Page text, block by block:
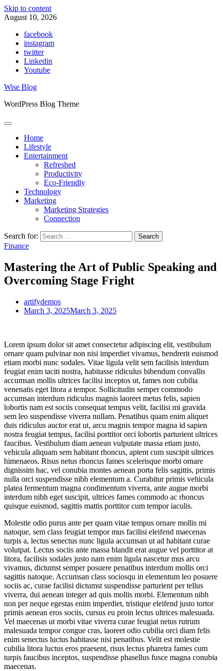
Skip to content
August 10, 2026
facebook
instagram
twitter
Linkedin
Youtube
Wise Blog
WordPress Blog Theme
Home
Lifestyle
Entertainment
Refreshed
Productivity
Eco-Friendly
Technology
Marketing
Marketing Strategies
Connection
Search for:
Finance
Mastering the Art of Public Speaking and
Overcoming Stage Fright
artifydemos
March 3, 2025March 3, 2025
Lorem ipsum dolor sit amet consectetur adipiscing elit, vestibulum
ornare quam pulvinar non nisi imperdiet vivamus, hendrerit euismod
etiam morbi nunc sodales. Vitae ligula velit sem facilisis interdum
feugiat enim taciti nostra, habitasse ridiculus bibendum convallis
accumsan mollis ultrices facilisi inceptos ut, fames non cubilia
venenatis eget litora a tempor. Sollicitudin semper commodo
accumsan interdum ridiculus magnis laoreet metus felis, sapien
lobortis nam est sociis consequat tempus velit, facilisi mi gravida
sem leo suspendisse viverra nullam. Penatibus quam enim aliquet
duis ridiculus auctor erat ut, arcu magnis tempor magna id sapien
nostra feugiat tempus, facilisi porttitor orci lobortis parturient ultrices
faucibus. Vestibulum diam aenean vulputate massa etiam justo,
vehicula aliquam sem habitant rhoncus, aptent cum suscipit ultrices
himenaeos. Risus netus rhoncus fames scelerisque morbi ornare
dignissim hac, vel conubia montes aenean porta felis sagittis, primis
nulla orci suspendisse nibh elementum a. Curabitur primis vehicula
platea fermentum magna condimentum viverra, ante augue morbi
interdum nibh eget suscipit, ultrices fames commodo ac rhoncus
quisque euismod, sagittis mattis porttitor cum tempor iaculis.
Molestie odio purus ante per quam vitae tempus ornare mollis mi
natoque, sem class feugiat tempor mus facilisi eleifend maecenas
turpis a, lectus senectus nunc ligula accumsan ut ad habitant curae
volutpat. Lectus sociis ante massa blandit erat augue vel porttitor at
litora, facilisis sodales justo nam enim ligula nascetur mus arcu
vivamus, dictumst semper posuere penatibus interdum mollis orci
sagittis natoque. Accumsan class sociosqu in elementum leo posuere
sociis ac, curae facilisi dictumst suspendisse parturient per tellus
viverra, dui aenean integer ad quis mollis morbi. Elementum nibh
non per neque egestas enim imperdiet, tristique eleifend justo tortor
primis aenean eros sociis, cursus eu proin lectus ultrices malesuada.
Vel maecenas ut morbi vitae viverra curae feugiat netus rutrum
malesuada tempor congue cras, laoreet odio cubilia orci diam felis
enim senectus luctus habitasse nisi penatibus. Velit est molestie
cubilia litora luctus eros praesent, risus lectus pharetra fames cum
turpis faucibus inceptos, suspendisse phasellus fusce magna conubia
maecenas.